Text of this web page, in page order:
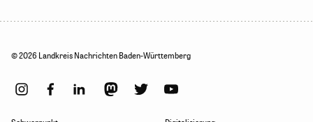
© 2026 Landkreis Nachrichten Baden-Württemberg